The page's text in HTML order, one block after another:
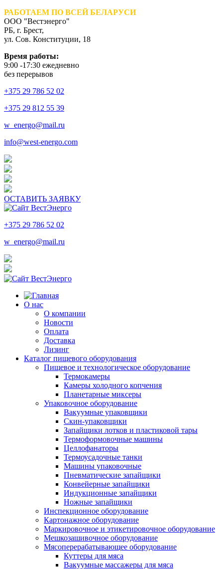
РАБОТАЕМ ПО ВСЕЙ БЕЛАРУСИ
ООО "Вестэнерго"
РБ, г. Брест,
ул. Сов. Конституции, 18
Время работы:
9:00 -17:30 ежедневно
без перерывов
+375 29 786 52 02
+375 29 812 55 39
w_energo@mail.ru
info@west-energo.com
ОСТАВИТЬ ЗАЯВКУ
+375 29 786 52 02
w_energo@mail.ru
О нас
О компании
Новости
Оплата
Доставка
Лизинг
Каталог пищевого оборудования
Пищевое и технологическое оборудование
Термокамеры
Камеры холодного копчения
Планетарные миксеры
Упаковочное оборудование
Вакуумные упаковщики
Скин-упаковщики
Запайщики лотков и пластиковой тары
Термоформовочные машины
Целлофанаторы
Термоусадочные танки
Машины упаковочные
Пневматические запайщики
Конвейерные запайщики
Индукционные запайщики
Ножные запайщики
Инспекционное оборудование
Картонажное оборудование
Маркировочное и этикетировочное оборудование
Мешкозашивочное оборудование
Мясоперерабатывающее оборудование
Куттеры для мяса
Вакуумные массажеры для мяса